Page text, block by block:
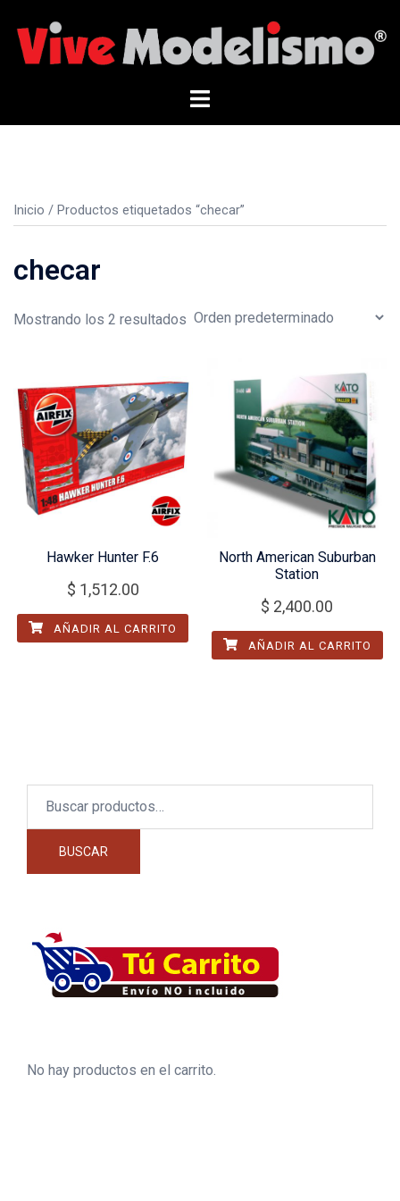
contenido
Alternar
Inicio / Productos etiquetados “checar”
checar
Mostrando los 2 resultados
Hawker Hunter F.6
$ 1,512.00
AÑADIR AL CARRITO
North American Suburban
Station
$ 2,400.00
AÑADIR AL CARRITO
BUSCAR
No hay productos en el carrito.